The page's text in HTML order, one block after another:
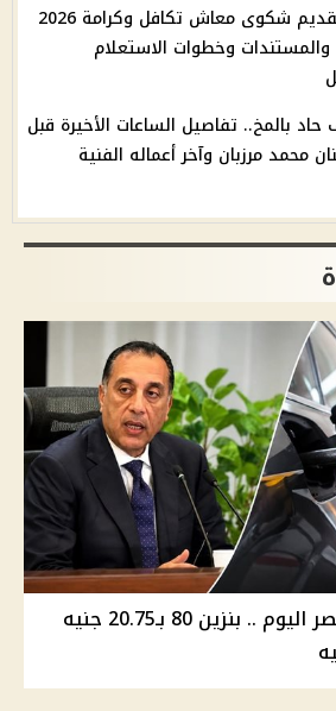
طريقة تقديم شكوى معاش تكافل وكرامة 2026
والمستندات وخطوات الاستعلام
حاد بالمخ.. تفاصيل الساعات الأخيرة قبل
محمد مرزبان وآخر أعماله الفنية
أسعار الوقود في مصر اليوم .. بنزين 80 بـ20.75 جنيه